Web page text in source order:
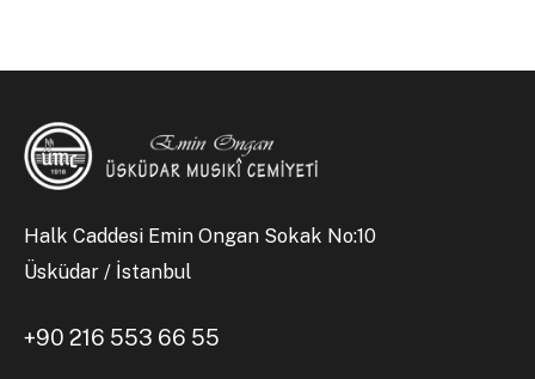
Halk Caddesi Emin Ongan Sokak No:10
Üsküdar / İstanbul
+90 216 553 66 55